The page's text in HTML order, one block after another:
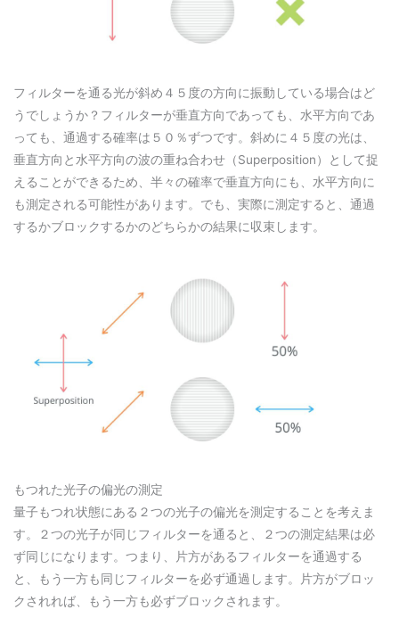
フィルターを通る光が斜め４５度の方向に振動している場合はど
うでしょうか？フィルターが垂直方向であっても、水平方向であ
っても、通過する確率は５０％ずつです。斜めに４５度の光は、
垂直方向と水平方向の波の重ね合わせ（Superposition）として捉
えることができるため、半々の確率で垂直方向にも、水平方向に
も測定される可能性があります。でも、実際に測定すると、通過
するかブロックするかのどちらかの結果に収束します。
もつれた光子の偏光の測定
量子もつれ状態にある２つの光子の偏光を測定することを考えま
す。２つの光子が同じフィルターを通ると、２つの測定結果は必
ず同じになります。つまり、片方があるフィルターを通過する
と、もう一方も同じフィルターを必ず通過します。片方がブロッ
クされれば、もう一方も必ずブロックされます。